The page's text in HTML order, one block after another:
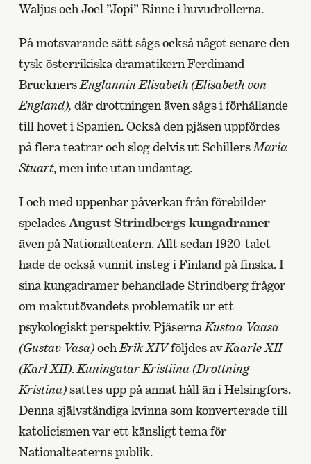
Waljus och Joel ”Jopi” Rinne i huvudrollerna.
På motsvarande sätt sågs också något senare den
tysk-österrikiska dramatikern Ferdinand
Bruckners Englannin Elisabeth (Elisabeth von
England), där drottningen även sågs i förhållande
till hovet i Spanien. Också den pjäsen uppfördes
på flera teatrar och slog delvis ut SchillersMaria
Stuart, men inte utan undantag.
I och med uppenbar påverkan från förebilder
speladesAugustStrindbergs kungadramer
även på Nationalteatern. Allt sedan 1920-talet
hade de också vunnit insteg i Finland på finska. I
sina kungadramer behandlade Strindberg frågor
om maktutövandets problematik ur ett
psykologiskt perspektiv. PjäsernaKustaa Vaasa
(Gustav Vasa)ochErik XIVföljdes avKaarle XII
(Karl XII).Kuningatar Kristiina (Drottning
Kristina)sattes upp på annat håll än i Helsingfors.
Denna självständiga kvinna som konverterade till
katolicismen var ett känsligt tema för
Nationalteaterns publik.